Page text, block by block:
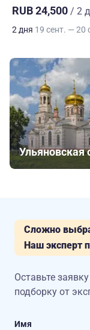
RUB 24,500 / 2
2 дня 19 сент. — 20
Ульяновская
Сложно
Наш эксперт
Оставьте
подборку от
Имя